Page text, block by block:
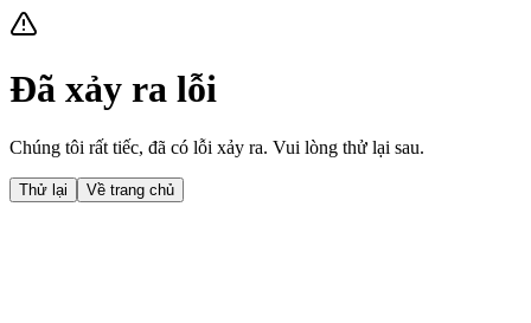
Đã xảy ra lỗi
Chúng tôi rất tiếc, đã có lỗi xảy ra. Vui lòng thử lại sau.
Thử lại Về trang chủ